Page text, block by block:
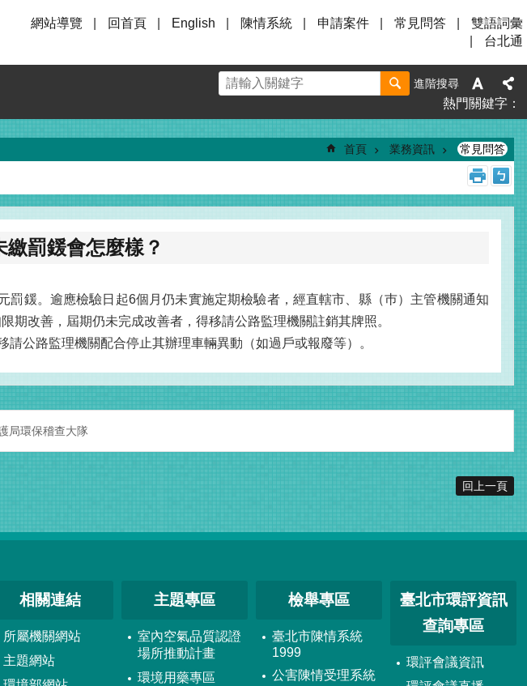
網站導覽
回首頁 English 陳情系統 申請案件 常見問答
雙語詞彙
台北通
進階搜尋
熱門關鍵字
首頁 業務資訊 常見問答
罰鍰會怎麼樣？
鍰。逾應檢驗日起6個月仍未實施定期檢驗者，經直轄市、縣（巿）主管機關通知
期改善，屆期仍未完成改善者，得移請公路監理機關註銷其牌照。
公路監理機關配合停止其辦理車輛異動（如過戶或報廢等）。
局環保稽查大隊
回上一頁
相關連結
所屬機關網站
主題網站
主題專區
室內空氣品質認證
場所推動計畫
環境用藥專區
檢舉專區
臺北市陳情系統
1999
公害陳情受理系統
臺北市環評資訊
查詢專區
環評會議資訊